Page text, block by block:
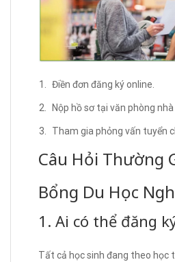
Điền đơn đăng ký online.
Nộp hồ sơ tại văn phòng
Tham gia phỏng vấn tuyển
Câu Hỏi Thường
Bổng Du Học
1. Ai có thể đăng
Tất cả học sinh đang theo học